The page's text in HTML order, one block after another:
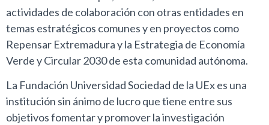
actividades de colaboración con otras entidades en
temas estratégicos comunes y en proyectos como
Repensar Extremadura y la Estrategia de Economía
Verde y Circular 2030 de esta comunidad autónoma.
La Fundación Universidad Sociedad de la UEx es una
institución sin ánimo de lucro que tiene entre sus
objetivos fomentar y promover la investigación